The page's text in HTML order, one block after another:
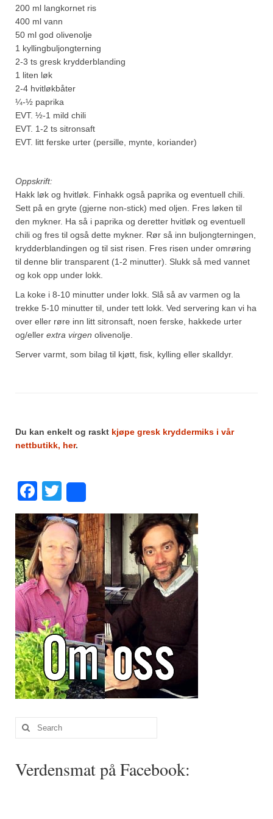
200 ml langkornet ris
400 ml vann
50 ml god olivenolje
1 kyllingbuljongterning
2-3 ts gresk krydderblanding
1 liten løk
2-4 hvitløkbåter
¼-½ paprika
EVT. ½-1 mild chili
EVT. 1-2 ts sitronsaft
EVT. litt ferske urter (persille, mynte, koriander)
Oppskrift:
Hakk løk og hvitløk. Finhakk også paprika og eventuell chili.
Sett på en gryte (gjerne non-stick) med oljen. Fres løken til
den mykner. Ha så i paprika og deretter hvitløk og eventuell
chili og fres til også dette mykner. Rør så inn buljongterningen,
krydderblandingen og til sist risen. Fres risen under omrøring
til denne blir transparent (1-2 minutter). Slukk så med vannet
og kok opp under lokk.
La koke i 8-10 minutter under lokk. Slå så av varmen og la
trekke 5-10 minutter til, under tett lokk. Ved servering kan vi ha
over eller røre inn litt sitronsaft, noen ferske, hakkede urter
og/eller extra virgen olivenolje.
Server varmt, som bilag til kjøtt, fisk, kylling eller skalldyr.
Du kan enkelt og raskt kjøpe gresk kryddermiks i vår
nettbutikk, her.
Facebook
Twitter
Search
for:
Verdensmat på Facebook: